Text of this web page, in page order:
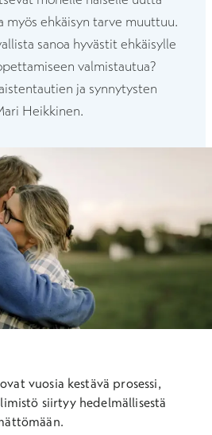
myös ehkäisyn tarve muuttuu.
sanoa hyvästit ehkäisylle
valmistautua?
ja synnytysten
Heikkinen.
vuosia kestävä prosessi,
siirtyy hedelmällisestä